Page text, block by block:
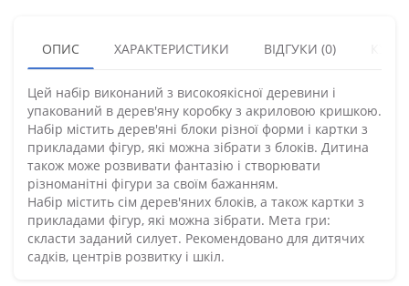
ОПИС ХАРАКТЕРИСТИКИ ВІДГУКИ (0)
Цей набір виконаний з високоякісної деревини і
упакований в дерев'яну коробку з акриловою кришкою.
Набір містить дерев'яні блоки різної форми і картки з
прикладами фігур, які можна зібрати з блоків. Дитина
також може розвивати фантазію і створювати
різноманітні фігури за своїм бажанням.
Набір містить сім дерев'яних блоків, а також картки з
прикладами фігур, які можна зібрати. Мета гри:
скласти заданий силует. Рекомендовано для дитячих
садків, центрів розвитку і шкіл.